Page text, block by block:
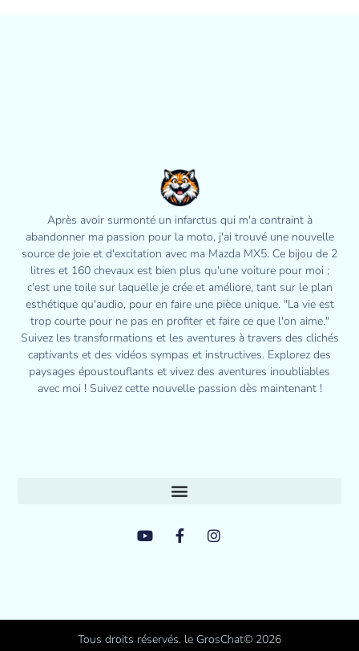
Après avoir surmonté un infarctus qui m'a contraint à
abandonner ma passion pour la moto, j'ai trouvé une nouvelle
source de joie et d'excitation avec ma Mazda MX5. Ce bijou de 2
litres et 160 chevaux est bien plus qu'une voiture pour moi ;
c'est une toile sur laquelle je crée et améliore, tant sur le plan
esthétique qu'audio, pour en faire une pièce unique. "La vie est
trop courte pour ne pas en profiter et faire ce que l'on aime."
Suivez les transformations et les aventures à travers des clichés
captivants et des vidéos sympas et instructives. Explorez des
paysages époustouflants et vivez des aventures inoubliables
avec moi ! Suivez cette nouvelle passion dès maintenant !
Tous droits réservés. le GrosChat© 2026